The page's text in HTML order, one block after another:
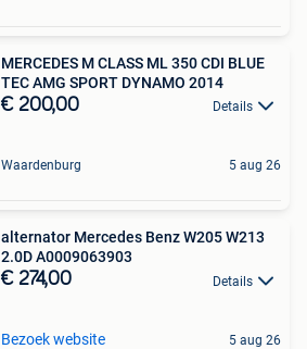
MERCEDES M CLASS ML 350 CDI BLUE
TEC AMG SPORT DYNAMO 2014
€ 200,00 Details
Waardenburg 5 aug 26
alternator Mercedes Benz W205 W213
2.0D A0009063903
€ 274,00 Details
Bezoek website 5 aug 26